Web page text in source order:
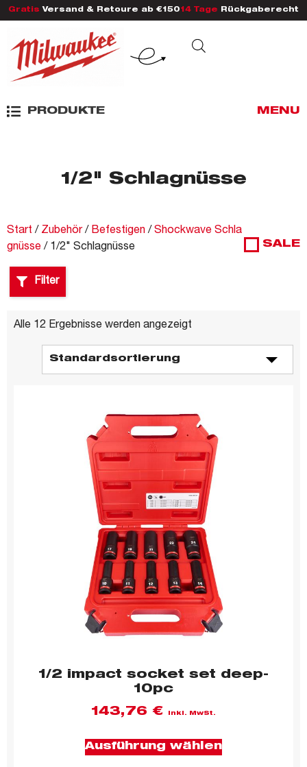
Gratis Versand & Retoure ab €150 14 Tage Rückgaberecht
PRODUKTE MENU
1/2" Schlagnüsse
Start / Zubehör/ Befestigen / Shockwave Schla
gnüsse / 1/2" Schlagnüsse SALE
Filter
Alle 12 Ergebnisse werden angezeigt
1/2 impact socket set deep-
10pc
143,76 € inkl. MwSt.
Ausführung wählen